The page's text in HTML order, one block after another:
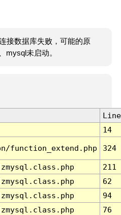
接数据库失败，可能的原
mysql未启动。
Line
14
function_extend.php 324
211
62
94
76